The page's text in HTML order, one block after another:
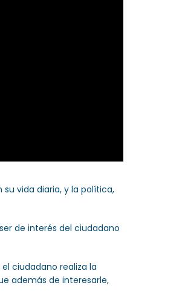
vida diaria, y la política,
de interés del ciudadano
ciudadano realiza la
además de interesarle,